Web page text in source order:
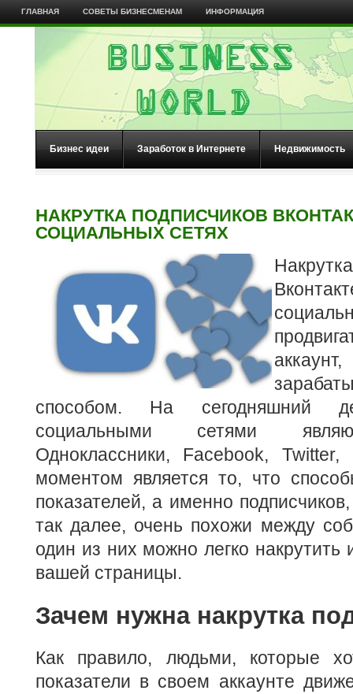
ГЛАВНАЯ СОВЕТЫ БИЗНЕСМЕНАМ ИНФОРМАЦИЯ
Бизнес идеи Заработок в Интернете Недвижимость
НАКРУТКА ПОДПИСЧИКОВ
СОЦИАЛЬНЫХ СЕТЯХ
способом. На сегодняшний
социальными сетями
Одноклассники, Facebook,
моментом является то, что
показателей, а именно
так далее, очень похожи между
один из них можно легко накрутить
вашей страницы.
Зачем нужна накрутка
Как правило, людьми, которые
показатели в своем аккаунте